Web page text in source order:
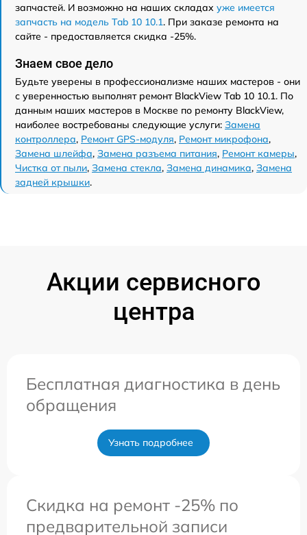
запчастей. И возможно на наших складах уже имеется
запчасть на модель Tab 10 10.1. При заказе ремонта на
сайте - предоставляется скидка -25%.
Знаем свое дело
Будьте уверены в профессионализме наших мастеров - они
с уверенностью выполнят ремонт BlackView Tab 10 10.1. По
данным наших мастеров в Москве по ремонту BlackView,
наиболее востребованы следующие услуги: Замена
контроллера, Ремонт GPS-модуля, Ремонт микрофона,
Замена шлейфа, Замена разъема питания, Ремонт камеры,
Чистка от пыли, Замена стекла, Замена динамика, Замена
задней крышки.
Акции сервисного
центра
Бесплатная диагностика в день
обращения
Узнать подробнее
Скидка на ремонт -25% по
предварительной записи